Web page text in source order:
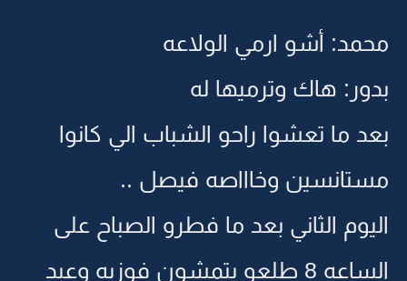
محمد: أشو ارمي الولاعه
بدور: هاك وترميها له
بعد ما تعشوا راحو الشباب الي كانوا
مستانسين وخاااصه فيصل ..
اليوم الثاني بعد ما فطرو الصباح على
الساعه 8 طلعو يتمشون فوزيه وعبد